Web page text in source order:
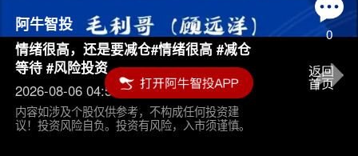
0
阿牛智投
情绪很高，还是要减仓#情绪很高 #减仓
等待 #风险投资
2026-08-06 04:55
内容如涉及个股仅供参考，不构成任何投资建
议！投资风险自负。投资有风险，入市须谨慎。